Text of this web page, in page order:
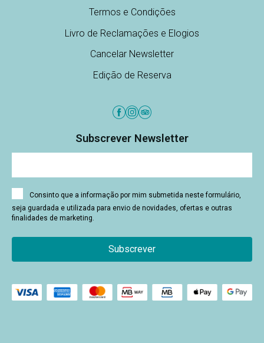
Termos e Condições
Livro de Reclamações e Elogios
Cancelar Newsletter
Edição de Reserva
Subscrever Newsletter
Consinto que a informação por mim submetida neste formulário,
seja guardada e utilizada para envio de novidades, ofertas e outras
finalidades de marketing.
Subscrever